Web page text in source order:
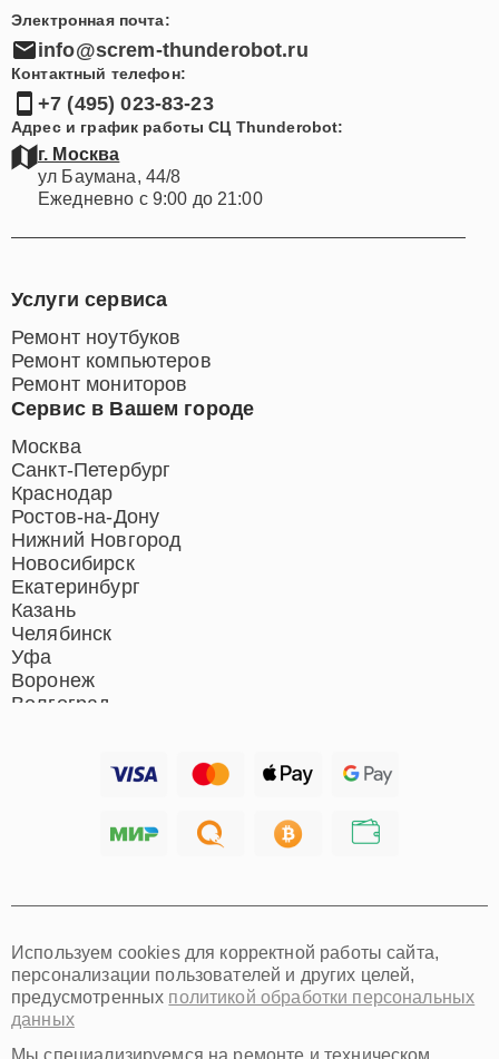
Электронная почта:
info@screm-thunderobot.ru
Контактный телефон:
+7 (495) 023-83-23
Адрес и график работы СЦ Thunderobot:
г. Москва
ул Баумана, 44/8
Ежедневно с 9:00 до 21:00
Сервис в Вашем городе
Москва
Санкт-Петербург
Краснодар
Ростов-на-Дону
Нижний Новгород
Новосибирск
Екатеринбург
Казань
Челябинск
Уфа
Воронеж
Волгоград
Хабаровск
Омск
Красноярск
Пермь
Ульяновск
Киров
Услуги сервиса
Ремонт ноутбуков
Ремонт компьютеров
Ремонт мониторов
Используем cookies для корректной работы сайта,
персонализации пользователей и других целей,
предусмотренных политикой обработки персональных
данных
Мы специализируемся на ремонте и техническом